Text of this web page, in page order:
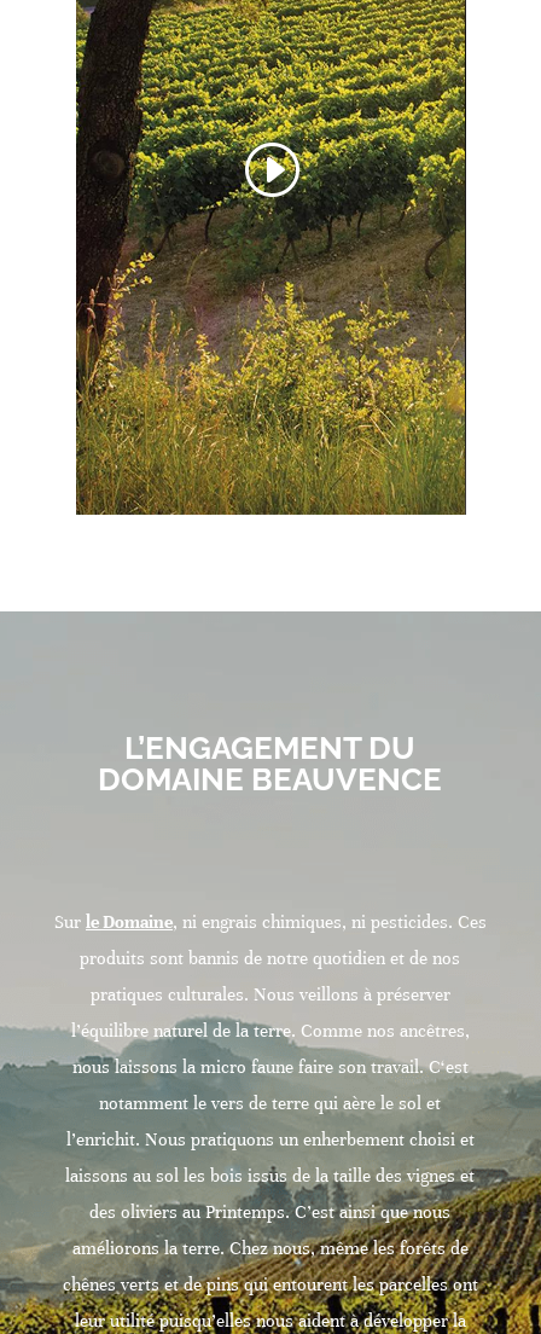
L’ENGAGEMENT DU
DOMAINE BEAUVENCE
Sur leDomaine, ni engrais chimiques, ni pesticides. Ces
produits sont bannis de notre quotidien et de nos
pratiques culturales. Nous veillons à préserver
l’équilibre naturel de la terre. Comme nos ancêtres,
nous laissons la micro faune faire son travail. C‘est
notamment le vers de terre qui aère le sol et
l’enrichit. Nous pratiquons un enherbement choisi et
laissons au sol les bois issus de la taille des vignes et
des oliviers au Printemps. C’est ainsi que nous
améliorons la terre. Chez nous, même les forêts de
chênes verts et de pins qui entourent les parcelles ont
leur utilité puisqu’elles nous aident à développer la